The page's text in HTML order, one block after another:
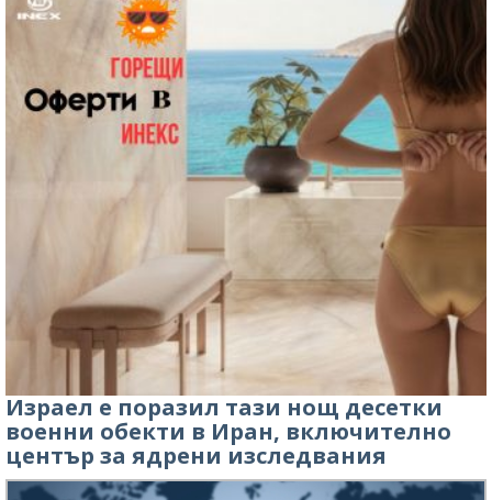
Израел е поразил тази нощ десетки
военни обекти в Иран, включително
център за ядрени изследвания